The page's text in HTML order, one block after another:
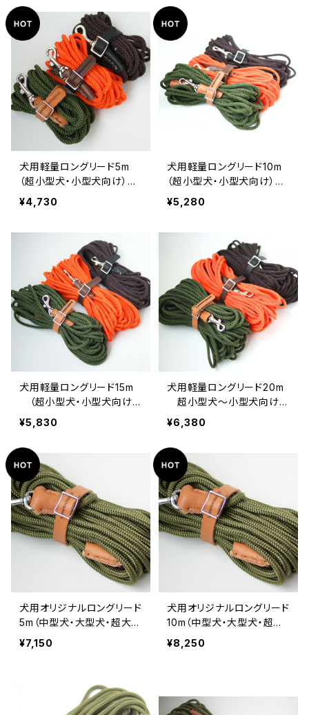
犬用軽量ロングリード5m
（超小型犬・小型犬向け）
【受注製作】LOVE&PEACE
&DOGSオリジナル
¥4,730
犬用軽量ロングリード10m
（超小型犬・小型犬向け）
【受注製作】LOVE&PEACE
&DOGSオリジナル
¥5,280
犬用軽量ロングリード15m
（超小型犬・小型犬向け）
【受注製作】LOVE&PEACE
&DOGSオリジナル
¥5,830
犬用軽量ロングリード20m
超小型犬〜小型犬向け
【受注製作】LOVE&PEACE
&DOGSオリジナル
¥6,380
犬用オリジナルロングリード
5m（中型犬・大型犬・超大型
犬向け ）【受注製作】LOVE
&PEACE&DOGSオリジナ
¥7,150
犬用オリジナルロングリード
10m（中型犬・大型犬・超大
型犬向け）【受注製作】LOV
E&PEACE&DOGSオリジナ
¥8,250